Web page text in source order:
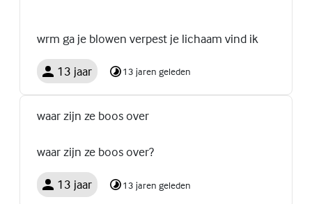
wrm ga je blowen verpest je lichaam vind ik
13 jaar 13 jaren geleden
waar zijn ze boos over
waar zijn ze boos over?
13 jaar 13 jaren geleden